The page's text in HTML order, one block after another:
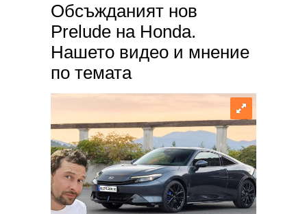
Обсъжданият нов
Prelude на Honda.
Нашето видео и мнение
по темата